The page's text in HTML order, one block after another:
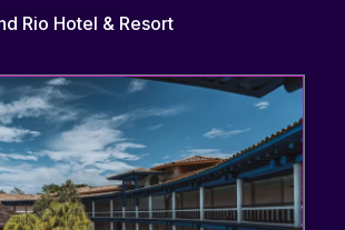
Rio Hotel & Resort